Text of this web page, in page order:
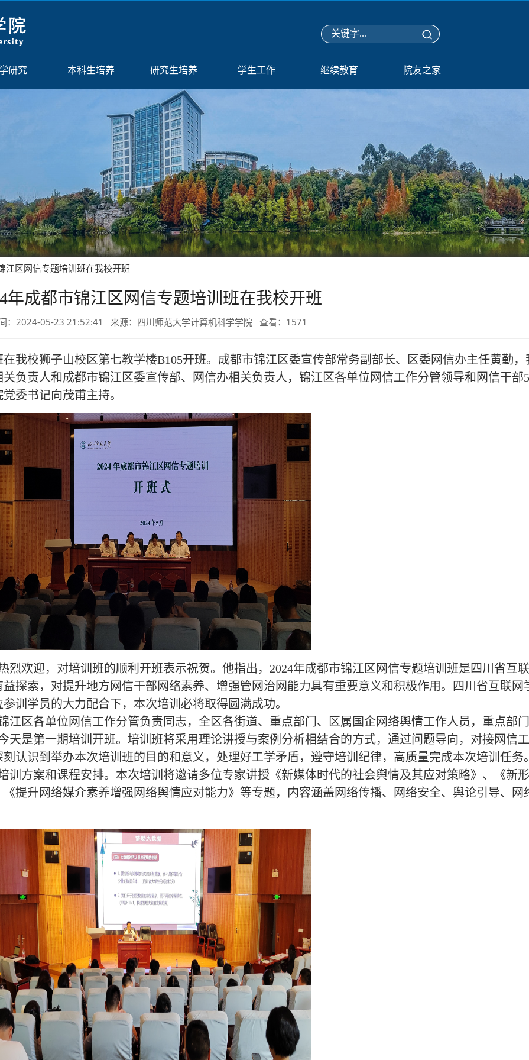
江区网信专题培训班在我校开班
年成都市锦江区网信专题培训班在我校开班
：2024-05-23 21:52:41 来源：四川师范大学计算机科学学院 查看： 1571
我校狮子山校区第七教学楼B105开班。成都市锦江区委宣传部常务副部长、区委网信办主任黄勤，
负责人和成都市锦江区委宣传部、网信办相关负责人，锦江区各单位网信工作分管领导和网信干部
委书记向茂甫主持。
烈欢迎，对培训班的顺利开班表示祝贺。他指出，2024年成都市锦江区网信专题培训班是四川省互
探索，对提升地方网信干部网络素养、增强管网治网能力具有重要意义和积极作用。四川省互联网
训学员的大力配合下，本次培训必将取得圆满成功。
江区各单位网信工作分管负责同志，全区各街道、重点部门、区属国企网络舆情工作人员，重点部
天是第一期培训开班。培训班将采用理论讲授与案例分析相结合的方式，通过问题导向，对接网信
认识到举办本次培训班的目的和意义，处理好工学矛盾，遵守培训纪律，高质量完成本次培训任务
训方案和课程安排。本次培训将邀请多位专家讲授《新媒体时代的社会舆情及其应对策略》、《新
提升网络媒介素养增强网络舆情应对能力》等专题，内容涵盖网络传播、网络安全、舆论引导、网
研究 本科生培养 研究生培养 学生工作 继续教育
院友之家